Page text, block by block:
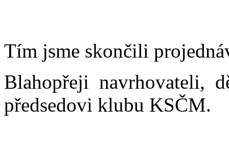
Tím jsme skončili
Blahopřeji navrhovateli,
předsedovi klubu KSČM.